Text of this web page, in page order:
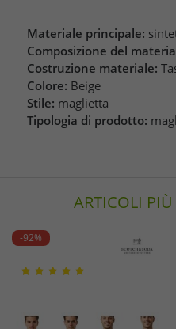
Materiale principale:
Composizione del
Costruzione materiale:
Colore: Beige
Stile: maglietta
Tipologia di prodotto:
ARTICOLI PIÙ
-92%